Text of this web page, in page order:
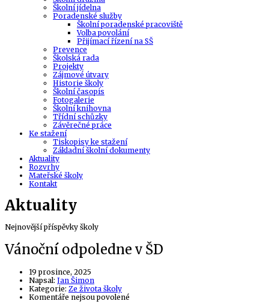
Školní jídelna
Poradenské služby
Školní poradenské pracoviště
Volba povolání
Přijímací řízení na SŠ
Prevence
Školská rada
Projekty
Zájmové útvary
Historie školy
Školní časopis
Fotogalerie
Školní knihovna
Třídní schůzky
Závěrečné práce
Ke stažení
Tiskopisy ke stažení
Základní školní dokumenty
Aktuality
Rozvrhy
Mateřské školy
Kontakt
Aktuality
Nejnovější příspěvky školy
Vánoční odpoledne v ŠD
19 prosince, 2025
Napsal: Author
Jan Šimon
Kategorie: Ze života školy
Komentáře nejsou povolené